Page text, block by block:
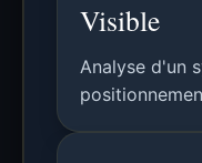
Visible
Analyse d'un